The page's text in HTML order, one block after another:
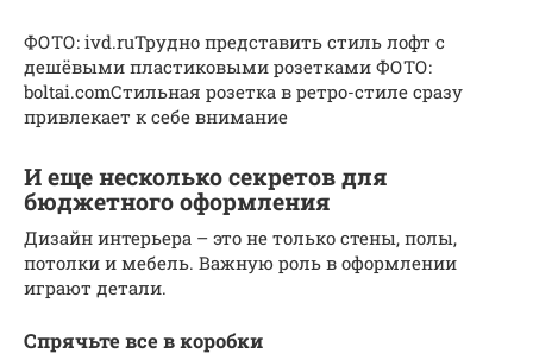
ФОТО: ivd.ruТрудно представить стиль лофт с
дешёвыми пластиковыми розетками ФОТО:
boltai.comСтильная розетка в ретро-стиле сразу
привлекает к себе внимание
И еще несколько секретов для
бюджетного оформления
Дизайн интерьера – это не только стены, полы,
потолки и мебель. Важную роль в оформлении
играют детали.
Спрячьте все в коробки